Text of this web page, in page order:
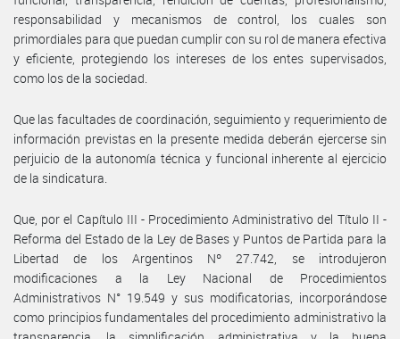
responsabilidad y mecanismos de control, los cuales son
primordiales para que puedan cumplir con su rol de manera efectiva
y eficiente, protegiendo los intereses de los entes supervisados,
como los de la sociedad.
Que las facultades de coordinación, seguimiento y requerimiento de
información previstas en la presente medida deberán ejercerse sin
perjuicio de la autonomía técnica y funcional inherente al ejercicio
de la sindicatura.
Que, por el Capítulo III - Procedimiento Administrativo del Título II -
Reforma del Estado de la Ley de Bases y Puntos de Partida para la
Libertad de los Argentinos Nº 27.742, se introdujeron
modificaciones a la Ley Nacional de Procedimientos
Administrativos N° 19.549 y sus modificatorias, incorporándose
como principios fundamentales del procedimiento administrativo la